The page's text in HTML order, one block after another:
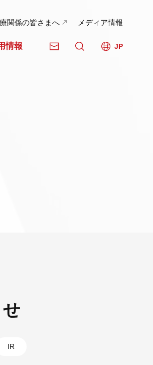
情報 JP
関係の皆さまへ メディア情報
IR